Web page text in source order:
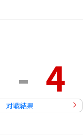
- 4
対戦結果